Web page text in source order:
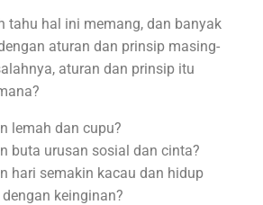
tahu hal ini memang, dan banyak
aturan dan prinsip masing-
aturan dan prinsip itu
lemah dan cupu?
buta urusan sosial dan cinta?
hari semakin kacau dan hidup
keinginan?